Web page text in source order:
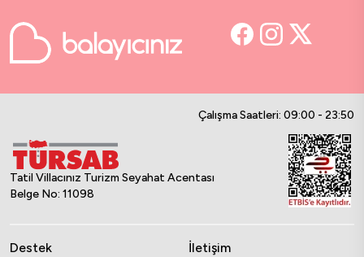
Çalışma Saatleri: 09:00 - 23:50
Tatil Villacınız Turizm Seyahat Acentası
Belge No: 11098
Destek İletişim